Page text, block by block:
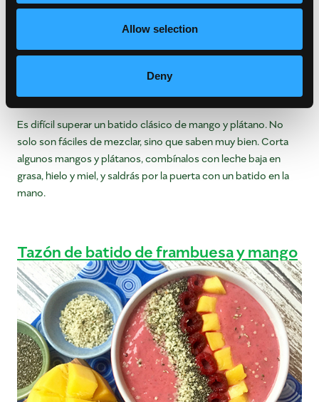
Allow selection
Deny
Es difícil superar un batido clásico de mango y plátano. No
solo son fáciles de mezclar, sino que saben muy bien. Corta
algunos mangos y plátanos, combínalos con leche baja en
grasa, hielo y miel, y saldrás por la puerta con un batido en la
mano.
Tazón de batido de frambuesa y mango